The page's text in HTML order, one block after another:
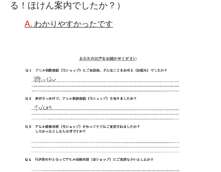
る！ほけん案内でしたか？）
わかりやすかったです